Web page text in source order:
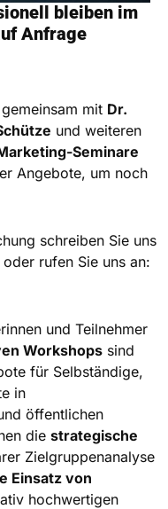
bleiben im
Anfrage
gemeinsam mit Dr.
und weiteren
Seminare
Angebote, um noch
schreiben Sie uns
oder rufen Sie uns an:
und Teilnehmer
Workshops sind
für Selbständige,
in
öffentlichen
die strategische
Zielgruppenanalyse
Einsatz von
hochwertigen